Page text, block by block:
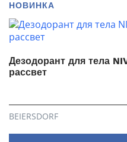
НОВИНКА
Дезодорант для тела
рассвет
BEIERSDORF